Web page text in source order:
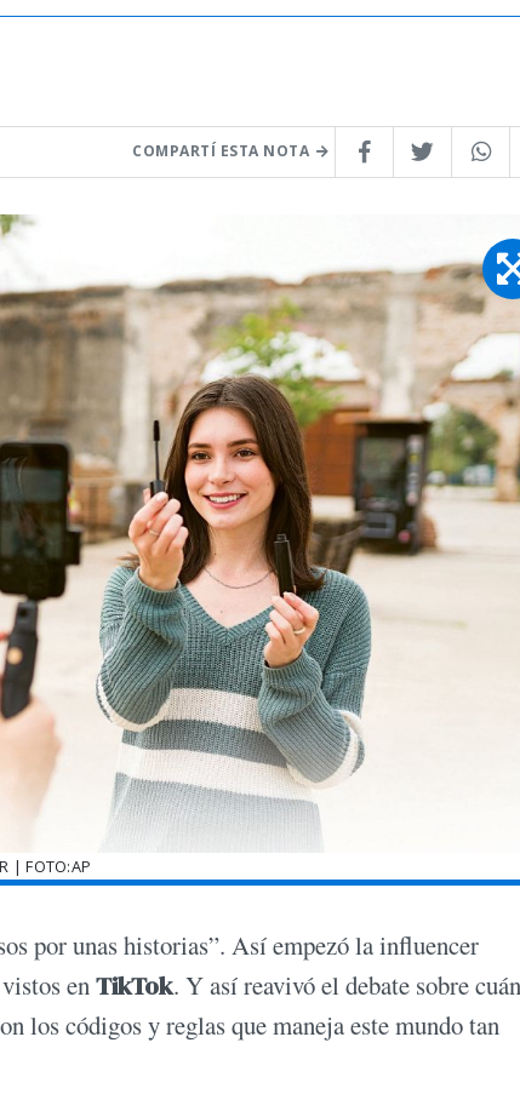
COMPARTÍ ESTA NOTA
| FOTO:AP
por unas historias”. Así empezó la influencer
enTikTok. Y así reavivó el debate sobre
los códigos y reglas que maneja este mundo tan